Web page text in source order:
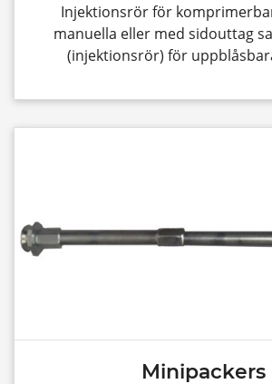
Injektionsrör för
manuella eller med sidouttag
(injektionsrör) för
Minipackers